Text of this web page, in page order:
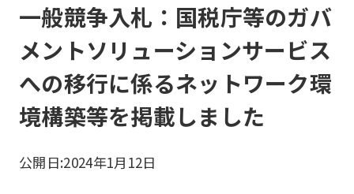
一般競争入札：国税庁等のガバ
メントソリューションサービス
への移行に係るネットワーク環
境構築等を掲載しました
公開日:2024年1月12日